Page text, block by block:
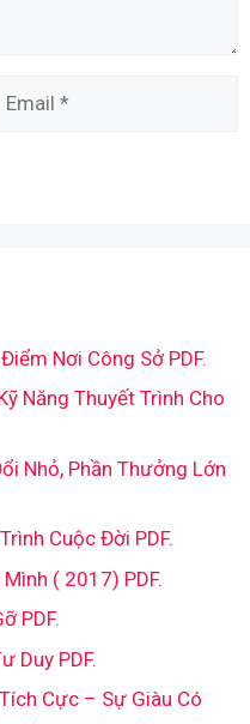
Nơi Công Sở PDF.
Năng Thuyết Trình Cho
Nhỏ, Phần Thưởng Lớn
Cuộc Đời PDF.
( 2017) PDF.
PDF.
Duy PDF.
Cực – Sự Giàu Có